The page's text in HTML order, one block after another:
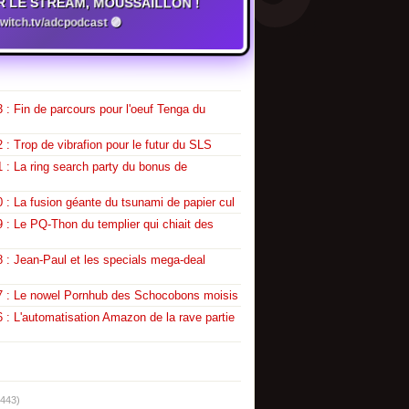
adcpodcast 🟣
: Fin de parcours pour l'oeuf Tenga du
: Trop de vibrafion pour le futur du SLS
: La ring search party du bonus de
: La fusion géante du tsunami de papier cul
: Le PQ-Thon du templier qui chiait des
: Jean-Paul et les specials mega-deal
: Le nowel Pornhub des Schocobons moisis
: L'automatisation Amazon de la rave partie